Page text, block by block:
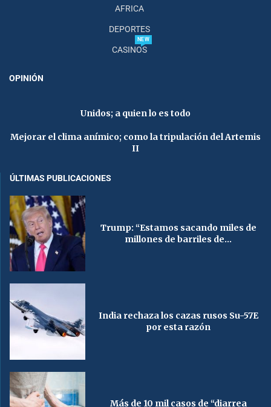
AFRICA
DEPORTES
CASINOS
NEW
OPINIÓN
Unidos; a quien lo es todo
Mejorar el clima anímico; como la tripulación del Artemis
II
ÚLTIMAS PUBLICACIONES
Trump: “Estamos sacando miles de
millones de barriles de...
India rechaza los cazas rusos Su-57E
por esta razón
Más de 10 mil casos de “diarrea